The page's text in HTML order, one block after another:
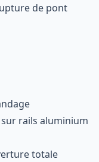
de pont
sur rails aluminium
totale